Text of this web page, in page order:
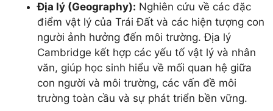
Địa lý (Geography): Nghiên cứu về các đặc
điểm vật lý của Trái Đất và các hiện tượng con
người ảnh hưởng đến môi trường. Địa lý
Cambridge kết hợp các yếu tố vật lý và nhân
văn, giúp học sinh hiểu về mối quan hệ giữa
con người và môi trường, các vấn đề môi
trường toàn cầu và sự phát triển bền vững.